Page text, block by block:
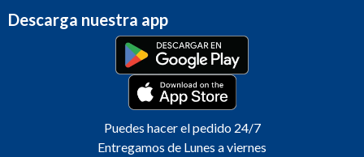
Descarga nuestra app
Puedes hacer el pedido 24/7
Entregamos de Lunes a viernes